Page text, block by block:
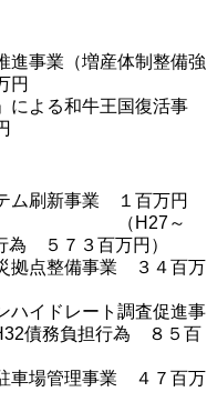
進事業（増産体制整備強
円
による和牛王国復活事
ム刷新事業 １百万円
～
為 ５７３百万円）
拠点整備事業 ３４百万
ハイドレート調査促進事
債務負担行為 ８５百
車場管理事業 ４７百万